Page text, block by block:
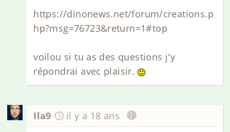
https://dinonews.net/forum/creations.p
hp?msg=76723&return=1#top
voilou si tu as des questions j'y
répondrai avec plaisir.
Ila9 il y a 18 ans